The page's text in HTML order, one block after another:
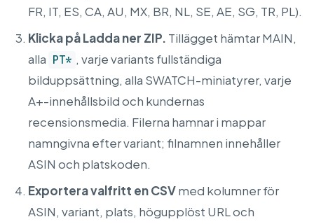
FR, IT, ES, CA, AU, MX, BR, NL, SE, AE, SG, TR, PL).
Klicka på Ladda ner ZIP. Tillägget hämtar MAIN,
alla PT* , varje variants fullständiga
bilduppsättning, alla SWATCH-miniatyrer, varje
A+-innehållsbild och kundernas
recensionsmedia. Filerna hamnar i mappar
namngivna efter variant; filnamnen innehåller
ASIN och platskoden.
Exportera valfritt en CSVmed kolumner för
ASIN, variant, plats, högupplöst URL och